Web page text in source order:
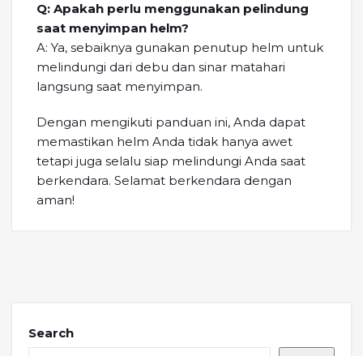
Q: Apakah perlu menggunakan pelindung
saat menyimpan helm?
A: Ya, sebaiknya gunakan penutup helm untuk
melindungi dari debu dan sinar matahari
langsung saat menyimpan.
Dengan mengikuti panduan ini, Anda dapat
memastikan helm Anda tidak hanya awet
tetapi juga selalu siap melindungi Anda saat
berkendara. Selamat berkendara dengan
aman!
Search